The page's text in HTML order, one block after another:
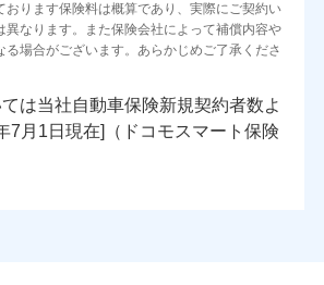
おります保険料は概算であり、実際にご契約い
異なります。また保険会社によって補償内容や
る場合がございます。あらかじめご了承くださ
は当社
新規契約者数よ
月
日現在]（ドコモスマート保険